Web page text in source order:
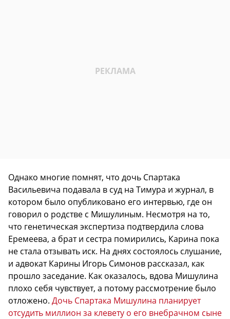
Однако многие помнят, что дочь Спартака
Васильевича подавала в суд на Тимура и журнал, в
котором было опубликовано его интервью, где он
говорил о родстве с Мишулиным. Несмотря на то,
что генетическая экспертиза подтвердила слова
Еремеева, а брат и сестра помирились, Карина пока
не стала отзывать иск. На днях состоялось слушание,
и адвокат Карины Игорь Симонов рассказал, как
прошло заседание. Как оказалось, вдова Мишулина
плохо себя чувствует, а потому рассмотрение было
отложено. Дочь Спартака Мишулина планирует
отсудить миллион за клевету о его внебрачном сыне